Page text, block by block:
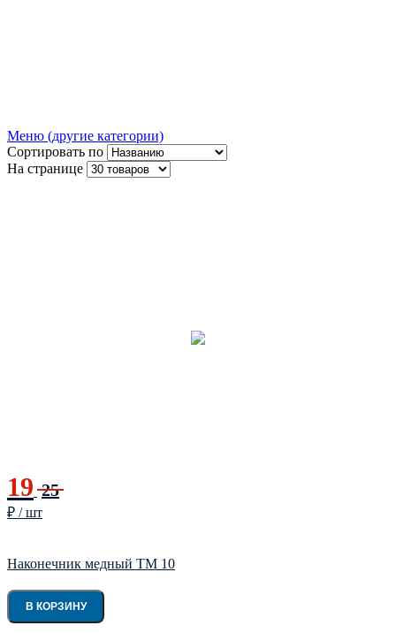
Меню (другие категории)
Сортировать по
На странице
19 25
₽ / шт
Наконечник мeдный ТМ 10
В КОРЗИНУ